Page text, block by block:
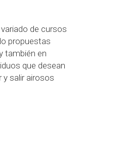
de cursos
propuestas
también en
que desean
y salir airosos